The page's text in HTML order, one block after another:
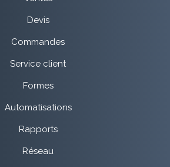
Devis
Commandes
Service client
Formes
Automatisations
Rapports
Réseau